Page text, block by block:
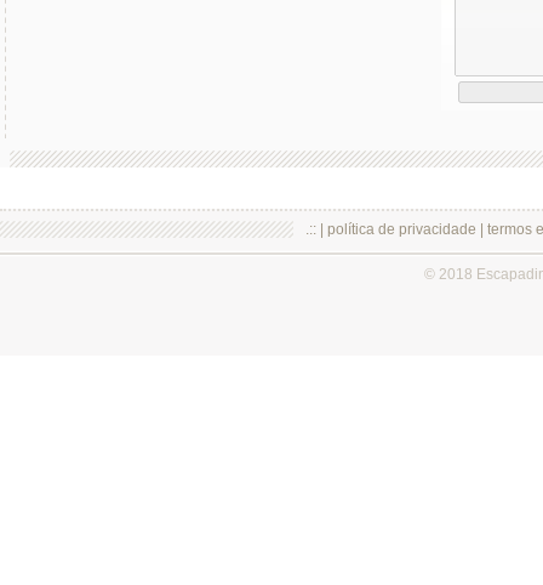
.:: | política de privacidade termos
© 2018